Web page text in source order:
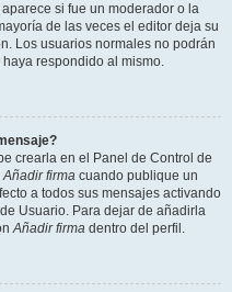
si fue un moderador o la
de las veces el editor deja su
Los usuarios normales no podrán
respondido al mismo.
crearla en el Panel de Control de
Añadir firma cuando publique un
a todos sus mensajes activando
Usuario. Para dejar de añadirla
Añadir firma dentro del perfil.